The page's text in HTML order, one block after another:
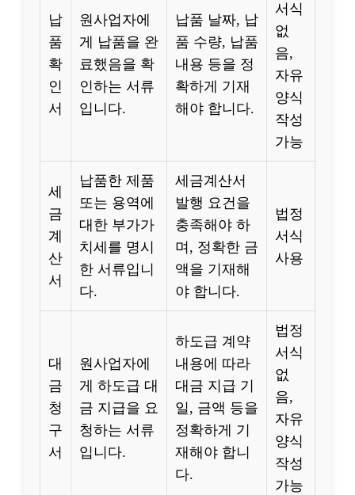
납
품
확
인
서
원사업자에
게 납품을 완
료했음을 확
인하는 서류
입니다.
납품 날짜, 납
품 수량, 납품
내용 등을 정
확하게 기재
해야 합니다.
서식
없
음,
자유
양식
작성
가능
세
금
계
산
서
납품한 제품
또는 용역에
대한 부가가
치세를 명시
한 서류입니
다.
세금계산서
발행 요건을
충족해야 하
며, 정확한 금
액을 기재해
야 합니다.
법정
서식
사용
대
금
청
구
서
원사업자에
게 하도급 대
금 지급을 요
청하는 서류
입니다.
하도급 계약
내용에 따라
대금 지급 기
일, 금액 등을
정확하게 기
재해야 합니
다.
법정
서식
없
음,
자유
양식
작성
가능